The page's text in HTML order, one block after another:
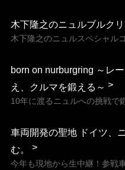
木下隆之のニュルブルク
木下隆之のニュルスペシャル
born on nurburgring ～レ
え、クルマを鍛える～
10年に渡るニュルへの挑戦で
車両開発の聖地 ドイツ、
む。
今年も現地から生中継！参戦